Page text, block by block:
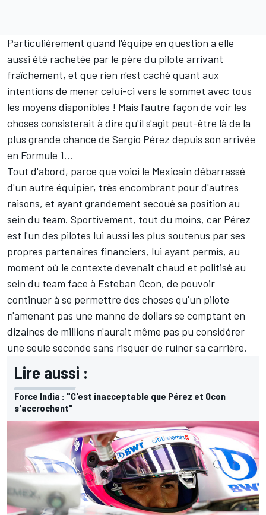
Particulièrement quand l'équipe en question a elle
aussi été rachetée par le père du pilote arrivant
fraîchement, et que rien n'est caché quant aux
intentions de mener celui-ci vers le sommet avec tous
les moyens disponibles ! Mais l'autre façon de voir les
choses consisterait à dire qu'il s'agit peut-être là de la
plus grande chance de Sergio Pérez depuis son arrivée
en Formule 1…
Tout d'abord, parce que voici le Mexicain débarrassé
d'un autre équipier, très encombrant pour d'autres
raisons, et ayant grandement secoué sa position au
sein du team. Sportivement, tout du moins, car Pérez
est l'un des pilotes lui aussi les plus soutenus par ses
propres partenaires financiers, lui ayant permis, au
moment où le contexte devenait chaud et politisé au
sein du team face à Esteban Ocon, de pouvoir
continuer à se permettre des choses qu'un pilote
n'amenant pas une manne de dollars se comptant en
dizaines de millions n'aurait même pas pu considérer
une seule seconde sans risquer de ruiner sa carrière.
Lire aussi :
Force India : "C'est inacceptable que Pérez et Ocon
s'accrochent"